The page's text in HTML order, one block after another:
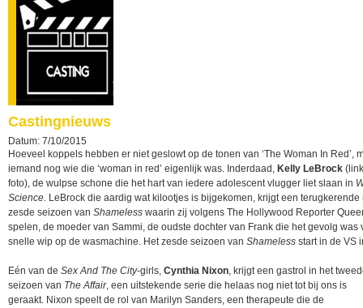
Castingnieuws
Datum: 7/10/2015
Hoeveel koppels hebben er niet geslowt op de tonen van ‘The Woman In Red’,
iemand nog wie die ‘woman in red’ eigenlijk was. Inderdaad, Kelly LeBrock
foto), de wulpse schone die het hart van iedere adolescent vlugger liet slaan in
Science. LeBrock die aardig wat kilootjes is bijgekomen, krijgt een terugkerende
zesde seizoen van Shameless waarin zij volgens The Hollywood Reporter
spelen, de moeder van Sammi, de oudste dochter van Frank die het gevolg was
snelle wip op de wasmachine. Het zesde seizoen van Shameless start in de VS
Eén van de Sex And The City-girls, Cynthia Nixon, krijgt een gastrol in het
seizoen van The Affair, een uitstekende serie die helaas nog niet tot bij ons is
geraakt. Nixon speelt de rol van Marilyn Sanders, een therapeute die de